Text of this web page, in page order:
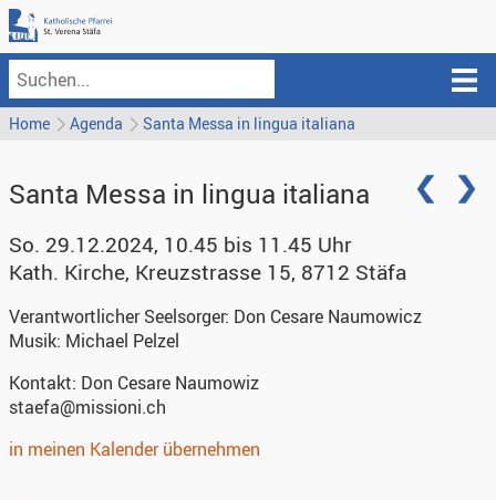
Home Agenda Santa Messa in lingua italiana
Santa Messa in lingua italiana
So. 29.12.2024, 10.45 bis 11.45 Uhr
Kath. Kirche, Kreuzstrasse 15, 8712 Stäfa
Verantwortlicher Seelsorger: Don Cesare Naumowicz
Musik: Michael Pelzel
Kontakt: Don Cesare Naumowiz
staefa@missioni.ch
in meinen Kalender übernehmen